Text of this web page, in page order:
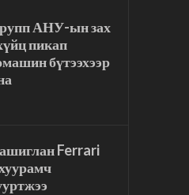
АНУ-ын зах
пикап
бүтээхээр
Ferrari